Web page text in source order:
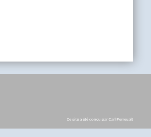
Ce site a été conçu par Carl Perreualt